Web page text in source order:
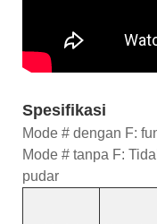
Spesifikasi
Mode # dengan F:
Mode # tanpa F:
pudar